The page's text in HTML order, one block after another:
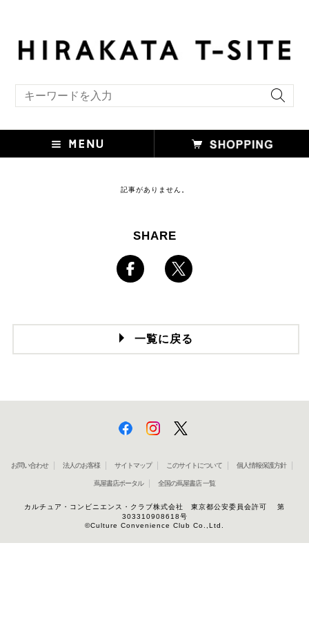
記事がありません。
SHARE
一覧に戻る
お問い合わせ 法人のお客様 サイトマップ このサイトについて 個人情報保護方針
蔦屋書店ポータル 全国の蔦屋書店 一覧
カルチュア・コンビニエンス・クラブ株式会社 東京都公安委員会許可 第
303310908618号
©Culture Convenience Club Co.,Ltd.